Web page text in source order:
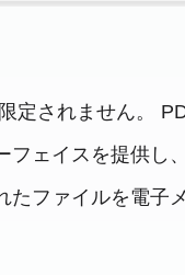
定されません。
ェイスを提供し
たファイルを電子